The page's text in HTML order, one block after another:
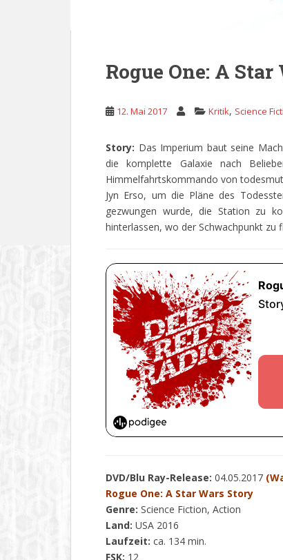
Rogue One: A
12. Mai 2017 Kritik, Science
Story: Das Imperium baut seine
die komplette Galaxie nach
Himmelfahrtskommando von
Jyn Erso, um die Pläne des
gezwungen wurde, die Station zu
hinterlassen, wo der Schwachpunkt zu
DVD/Blu Ray-Release: 04.05.2017
Rogue One: A Star Wars Story
Genre: Science Fiction, Action
Land: USA 2016
Laufzeit: ca. 134 min.
FSK: 12